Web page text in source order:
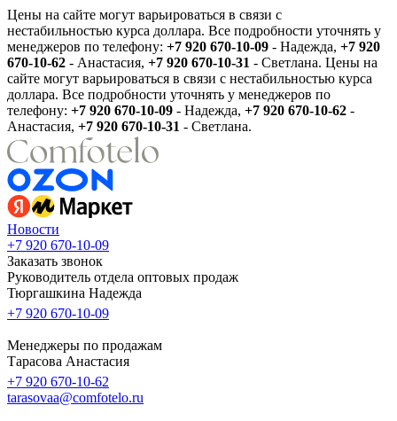
Цены на сайте могут варьироваться в связи с
нестабильностью курса доллара. Все подробности уточнять у
менеджеров по телефону: +7 920 670-10-09 - Надежда, +7 920
670-10-62 - Анастасия, +7 920 670-10-31 - Светлана. Цены на
сайте могут варьироваться в связи с нестабильностью курса
доллара. Все подробности уточнять у менеджеров по
телефону: +7 920 670-10-09 - Надежда, +7 920 670-10-62 -
Анастасия, +7 920 670-10-31 - Светлана.
Новости
+7 920 670-10-09
Заказать звонок
Руководитель отдела оптовых продаж
Тюргашкина Надежда
+7 920 670-10-09
Менеджеры по продажам
Тарасова Анастасия
+7 920 670-10-62
tarasovaa@comfotelo.ru